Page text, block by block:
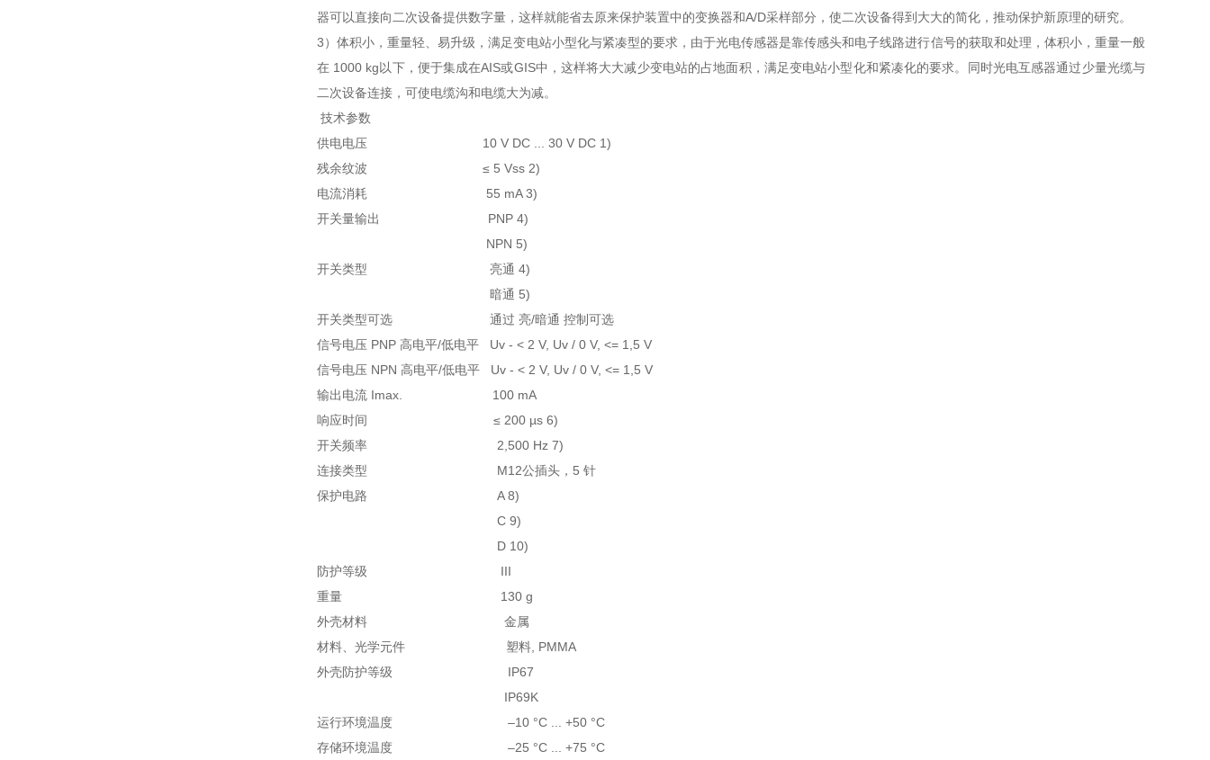
器可以直接向二次设备提供数字量，这样就能省去原来保护装置中的变换器和A/D采样部分，使二次设备得到大大的简化，推动保护新原理的研究。
3）体积小，重量轻、易升级，满足变电站小型化与紧凑型的要求，由于光电传感器是靠传感头和电子线路进行信号的获取和处理，体积小，重量一般
在 1000 kg以下，便于集成在AIS或GIS中，这样将大大减少变电站的占地面积，满足变电站小型化和紧凑化的要求。同时光电互感器通过少量光缆与
二次设备连接，可使电缆沟和电缆大为减。
技术参数
供电电压 10 V DC ... 30 V DC 1)
残余纹波 ≤ 5 Vss 2)
电流消耗 55 mA 3)
开关量输出 PNP 4)
NPN 5)
开关类型 亮通 4)
暗通 5)
开关类型可选 通过 亮/暗通 控制可选
信号电压 PNP 高电平/低电平 Uv - < 2 V, Uv / 0 V, <= 1,5 V
信号电压 NPN 高电平/低电平 Uv - < 2 V, Uv / 0 V, <= 1,5 V
输出电流 Imax. 100 mA
响应时间 ≤ 200 µs 6)
开关频率 2,500 Hz 7)
连接类型 M12公插头，5 针
保护电路 A 8)
C 9)
D 10)
防护等级 III
重量 130 g
外壳材料 金属
材料、光学元件 塑料, PMMA
外壳防护等级 IP67
IP69K
运行环境温度 –10 °C ... +50 °C
存储环境温度 –25 °C ... +75 °C